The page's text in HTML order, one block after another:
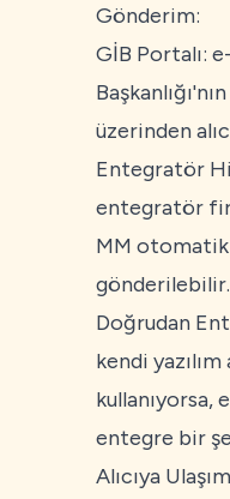
Gönderim:
GİB Portalı:
üzerinden
Entegratör
entegratör
MM otomatik
gönderilebilir.
Doğrudan
kendi yazılım
kullanıyorsa,
entegre bir
Alıcıya